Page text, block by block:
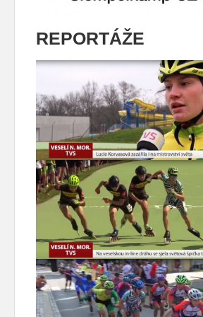
REPORTÁŽE